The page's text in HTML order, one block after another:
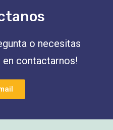
o necesitas
en contactarnos!